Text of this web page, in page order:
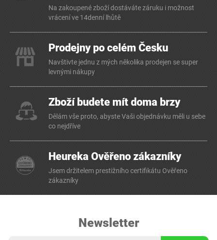
Na zakoupené zboží dostáváte záruku i možnost
vrácení ve 14denní lhůtě
Prodejny po celém Česku
Navštivte jednu z mých několika prodejen se super
levnými nákupy
Zboží budete mít doma brzy
Dělám vše proto, abyste Vaši objednávku měli u sebe
co nejdříve
Heureka Ověřeno zákazníky
Jsem držitelem prestižního certifikátu Ověřeno
zákazníky
Newsletter